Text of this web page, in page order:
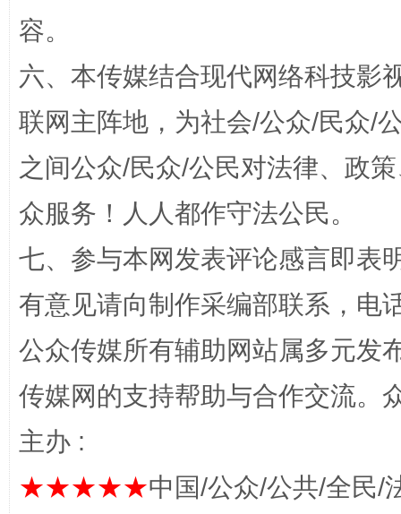
“蜀中异人”王建安的艺术幻境
完善运行机制助力责任有效落实 一纸欠
容。
六、本传媒结合现代网络科技影
联网主阵地，为社会/公众/民众/
之间公众/民众/公民对法律、政
众服务！人人都作守法公民。
七、参与本网发表评论感言即表
有意见请向制作采编部联系，电
公众传媒所有辅助网站属多元发
传媒网的支持帮助与合作交流。
主办 :
★★★★★中国/公众/公共/全民/